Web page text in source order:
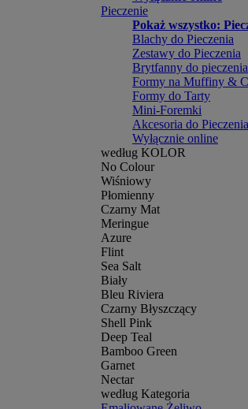
Pieczenie
Pokaż wszystko:
Blachy do Pieczenia
Zestawy do Pieczenia
Brytfanny do
Formy na Muffiny &
Formy do Tarty
Mini-Foremki
Akcesoria do Pieczenia
Wyłącznie online
według KOLOR
No Colour
Wiśniowy
Płomienny
Czarny Mat
Meringue
Azure
Flint
Sea Salt
Biały
Bleu Riviera
Czarny Błyszczący
Shell Pink
Deep Teal
Bamboo Green
Garnet
Nectar
według Kategoria